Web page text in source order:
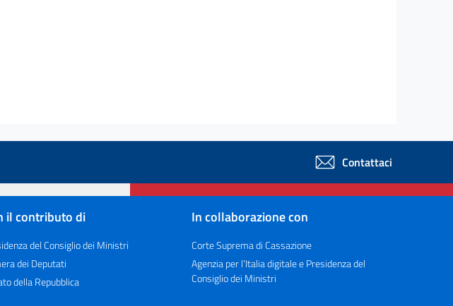
Contattaci
il contributo di
del Consiglio dei Ministri
dei Deputati
della Repubblica
In collaborazione con
Corte Suprema di Cassazione
Agenzia per l’Italia digitale e Presidenza del
Consiglio dei Ministri